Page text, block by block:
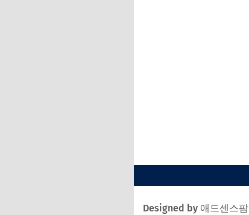
Designed by 애드센스팜